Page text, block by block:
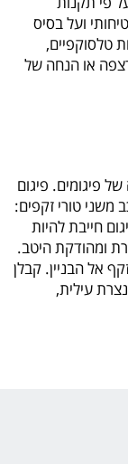
ועל בסיס
טלסוקפיים,
או הנחה של
פיגומים. פיגום
משני טורי זקפים:
חייבת להיות
ומהודקת היטב.
אל הבניין. קבלן
עילית,